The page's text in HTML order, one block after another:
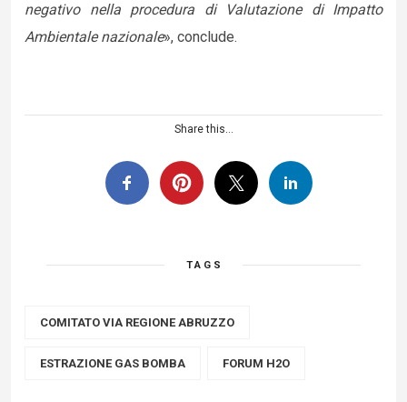
negativo nella procedura di Valutazione di Impatto
Ambientale nazionale», conclude.
Share this...
TAGS
COMITATO VIA REGIONE ABRUZZO
ESTRAZIONE GAS BOMBA FORUM H2O